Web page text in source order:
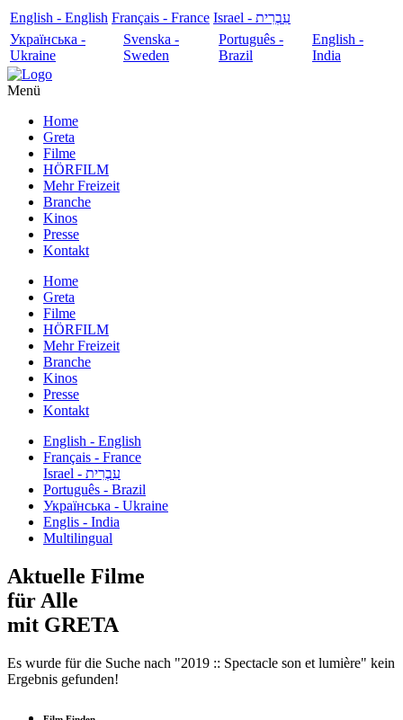
English - English Français - France
עִבְרִית - Israel
Українська -
Ukraine
Svenska -
Sweden
Português -
Brazil
English -
India
Menü
Home
Greta
Filme
HÖRFILM
Mehr Freizeit
Branche
Kinos
Presse
Kontakt
Home
Greta
Filme
HÖRFILM
Mehr Freizeit
Branche
Kinos
Presse
Kontakt
English - English
Français - France
עִבְרִית - Israel
Português - Brazil
Українська - Ukraine
Englis - India
Multilingual
Aktuelle Filme
für Alle
mit GRETA
Es wurde für die Suche nach "2019 :: Spectacle son et lumière" kein
Ergebnis gefunden!